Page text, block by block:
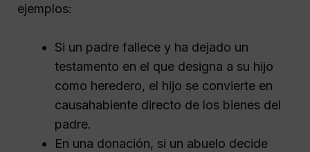
ejemplos:
Si un padre fallece y ha dejado un
testamento en el que designa a su hijo
como heredero, el hijo se convierte en
causahabiente directo de los bienes del
padre.
En una donación, si un abuelo decide